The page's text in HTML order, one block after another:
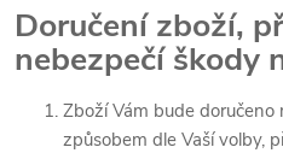
Doručení zboží,
nebezpečí škody
Zboží Vám bude
způsobem dle Vaší volby,